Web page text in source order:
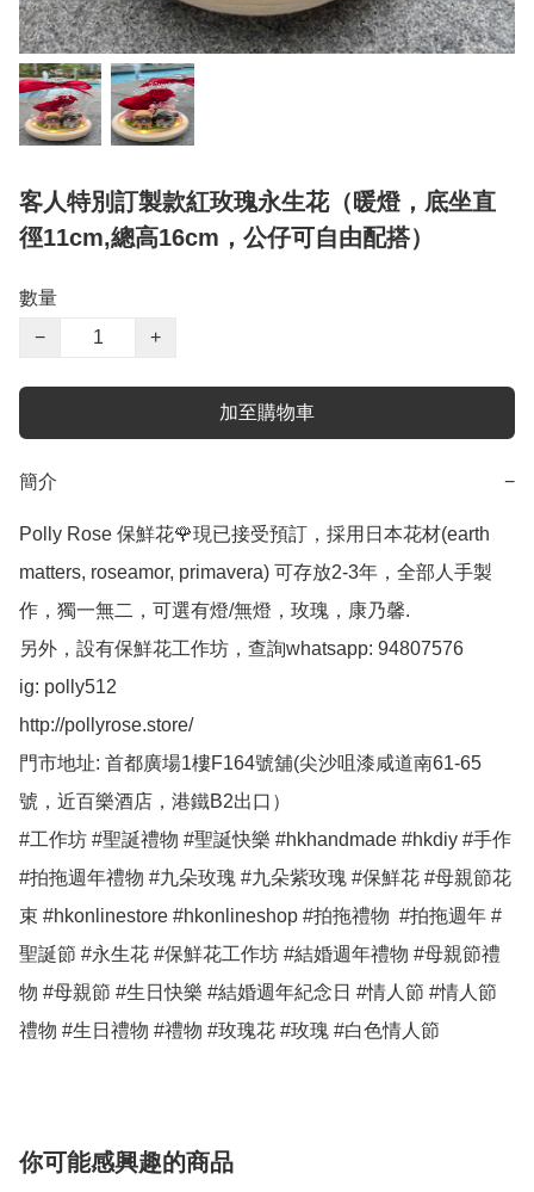
客人特別訂製款紅玫瑰永生花（暖燈，底坐直
徑11cm,總高16cm，公仔可自由配搭）
數量
−
+
加至購物車
簡介 −
Polly Rose 保鮮花🌹現已接受預訂，採用日本花材(earth
matters, roseamor, primavera) 可存放2-3年，全部人手製
作，獨一無二，可選有燈/無燈，玫瑰，康乃馨.
另外，設有保鮮花工作坊，查詢whatsapp: 94807576
ig: polly512
http://pollyrose.store/
門市地址: 首都廣場1樓F164號舖(尖沙咀漆咸道南61-65
號，近百樂酒店，港鐵B2出口）
#工作坊 #聖誕禮物 #聖誕快樂 #hkhandmade #hkdiy #手作
#拍拖週年禮物 #九朵玫瑰 #九朵紫玫瑰 #保鮮花 #母親節花
束 #hkonlinestore #hkonlineshop #拍拖禮物  #拍拖週年 #
聖誕節 #永生花 #保鮮花工作坊 #結婚週年禮物 #母親節禮
物 #母親節 #生日快樂 #結婚週年紀念日 #情人節 #情人節
禮物 #生日禮物 #禮物 #玫瑰花 #玫瑰 #白色情人節
你可能感興趣的商品